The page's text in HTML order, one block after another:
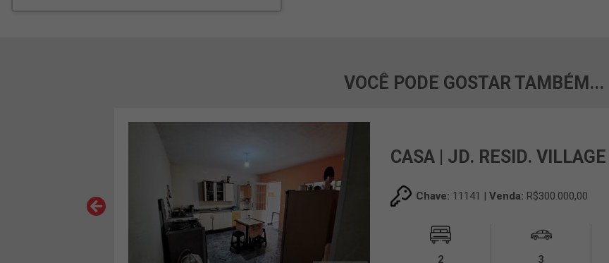
VOCÊ PODE GOSTAR TAMBÉM...
CASA | JD. RESID. VILLAGE
Chave: 11141 |Venda: R$300.000,00
2 3